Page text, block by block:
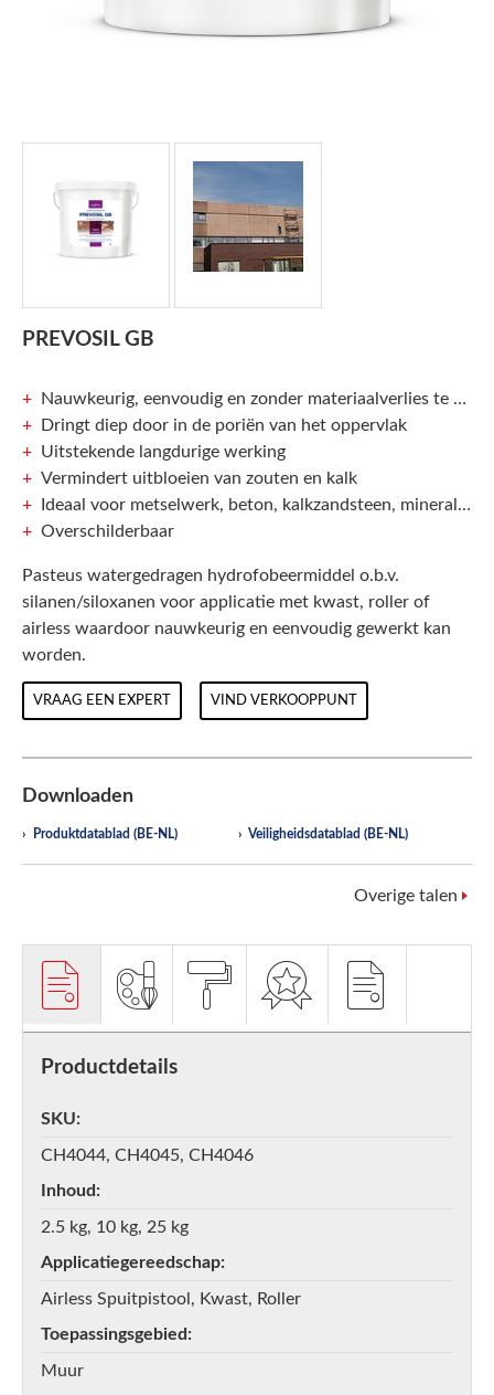
PREVOSIL GB
Nauwkeurig, eenvoudig en zonder materiaalverlies te verwerken
Dringt diep door in de poriën van het oppervlak
Uitstekende langdurige werking
Vermindert uitbloeien van zouten en kalk
Ideaal voor metselwerk, beton, kalkzandsteen, minerale mortels en licht poreuze natuursteen
Overschilderbaar
Pasteus watergedragen hydrofobeermiddel o.b.v.
silanen/siloxanen voor applicatie met kwast, roller of
airless waardoor nauwkeurig en eenvoudig gewerkt kan
worden.
VRAAG EEN EXPERT VIND VERKOOPPUNT
Downloaden
Produktdatablad (BE-NL) Veiligheidsdatablad (BE-NL)
Overige talen
Productdetails
SKU
CH4044, CH4045, CH4046
Inhoud
2.5 kg, 10 kg, 25 kg
Applicatiegereedschap
Airless Spuitpistool, Kwast, Roller
Toepassingsgebied
Muur